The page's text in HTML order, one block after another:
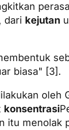
dari kejutan
biasa" [3].
oleh
konsentrasi
menolak